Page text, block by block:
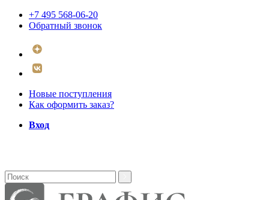
+7 495 568-06-20
Обратный звонок
Новые поступления
Как оформить заказ?
Вход